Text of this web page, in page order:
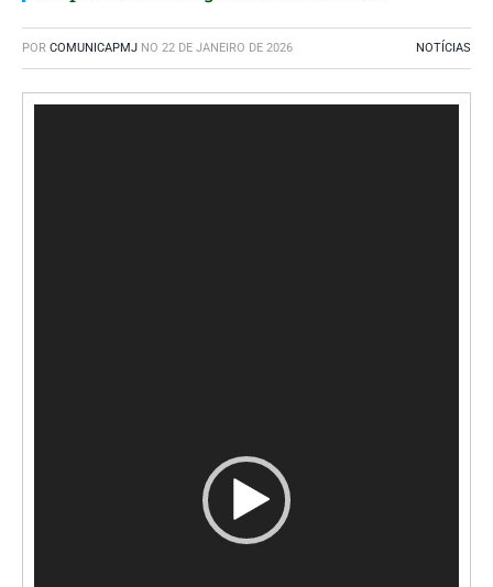
POR COMUNICAPMJ NO 22 DE JANEIRO DE 2026 NOTÍCIAS